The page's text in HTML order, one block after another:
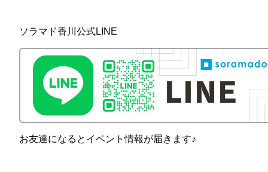
ソラマド香川公式LINE
お友達になるとイベント情報が届きます♪